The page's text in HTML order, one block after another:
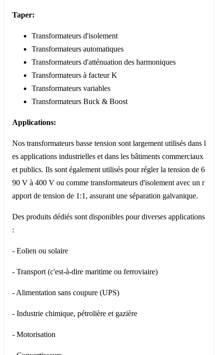
Taper:
Transformateurs d'isolement
Transformateurs automatiques
Transformateurs d'atténuation des harmoniques
Transformateurs à facteur K
Transformateurs variables
Transformateurs Buck & Boost
Applications:
Nos transformateurs basse tension sont largement utilisés dans l
es applications industrielles et dans les bâtiments commerciaux
et publics. Ils sont également utilisés pour régler la tension de 6
90 V à 400 V ou comme transformateurs d'isolement avec un r
apport de tension de 1:1, assurant une séparation galvanique.
Des produits dédiés sont disponibles pour diverses applications
:
- Eolien ou solaire
- Transport (c'est-à-dire maritime ou ferroviaire)
- Alimentation sans coupure (UPS)
- Industrie chimique, pétrolière et gazière
- Motorisation